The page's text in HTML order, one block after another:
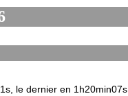
le dernier en 1h20min07s.